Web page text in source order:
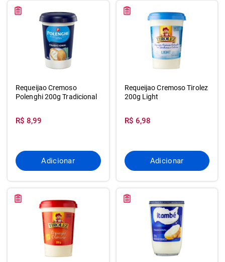
Requeijao Cremoso
Polenghi 200g Tradicional
R$ 8,99
Adicionar
Requeijao Cremoso Tirolez
200g Light
R$ 6,98
Adicionar